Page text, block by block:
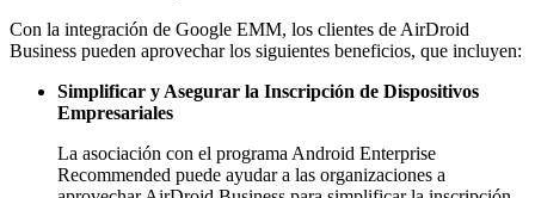
Con la integración de Google EMM, los clientes de AirDroid
Business pueden aprovechar los siguientes beneficios, que incluyen:
Simplificar y Asegurar la Inscripción de Dispositivos
Empresariales
La asociación con el programa Android Enterprise
Recommended puede ayudar a las organizaciones a